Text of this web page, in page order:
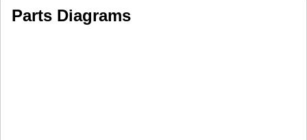
Parts Diagrams